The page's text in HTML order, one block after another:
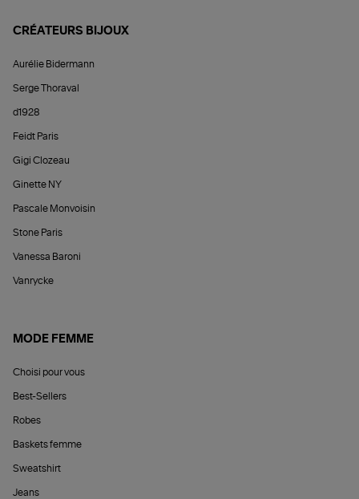
CRÉATEURS BIJOUX
Aurélie Bidermann
Serge Thoraval
d1928
Feidt Paris
Gigi Clozeau
Ginette NY
Pascale Monvoisin
Stone Paris
Vanessa Baroni
Vanrycke
MODE FEMME
Choisi pour vous
Best-Sellers
Robes
Baskets femme
Sweatshirt
Jeans